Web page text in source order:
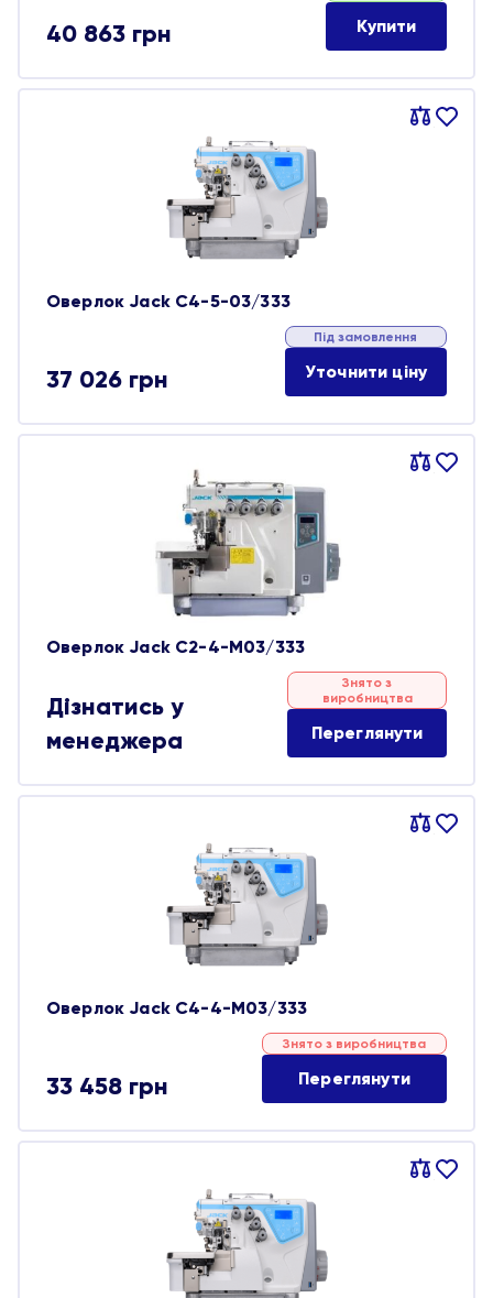
40 863 грн Купити
Порівняти
В
Оверлок Jack C4-5-03/333
37 026 грн
Під замовлення
Уточнити ціну
Порівняти
В
Оверлок Jack C2-4-M03/333
Дізнатись у
менеджера
Знято з
виробництва
Переглянути
Порівняти
В
Оверлок Jack C4-4-M03/333
33 458 грн
Знято з виробництва
Переглянути
Порівняти
В